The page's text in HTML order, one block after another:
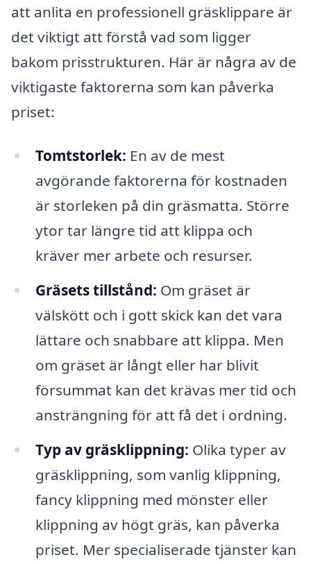
att anlita en professionell gräsklippare är
det viktigt att förstå vad som ligger
bakom prisstrukturen. Här är några av de
viktigaste faktorerna som kan påverka
priset:
Tomtstorlek: En av de mest
avgörande faktorerna för kostnaden
är storleken på din gräsmatta. Större
ytor tar längre tid att klippa och
kräver mer arbete och resurser.
Gräsets tillstånd: Om gräset är
välskött och i gott skick kan det vara
lättare och snabbare att klippa. Men
om gräset är långt eller har blivit
försummat kan det krävas mer tid och
ansträngning för att få det i ordning.
Typ av gräsklippning: Olika typer av
gräsklippning, som vanlig klippning,
fancy klippning med mönster eller
klippning av högt gräs, kan påverka
priset. Mer specialiserade tjänster kan